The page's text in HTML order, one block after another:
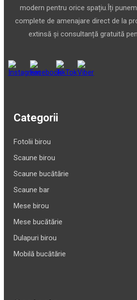
modern pentru orice spațiu.Îți
complete de amenajare direct de la
extinsă și consultanță gratuită
Categorii
Fotolii birou
Scaune birou
Scaune bucătărie
Scaune bar
Mese birou
Mese bucătărie
Dulapuri birou
Mobilă bucătărie